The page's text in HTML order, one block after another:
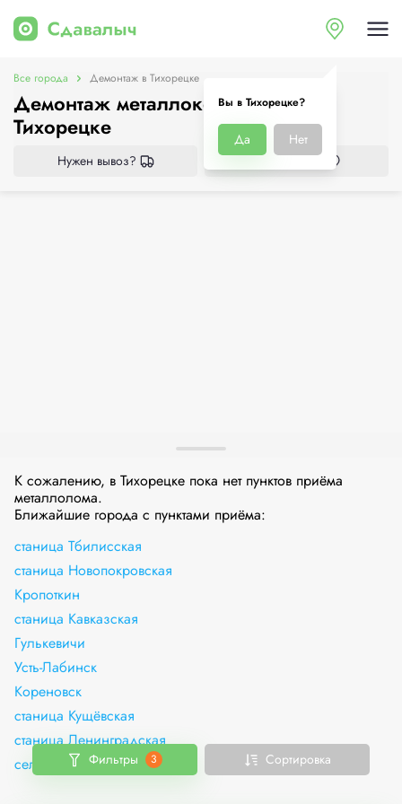
Вы в Тихорецке?
Да Нет
Все города Демонтаж в Тихорецке
Демонтаж металлоконструкций в
Тихорецке
Нужен вывоз? Все приёмки
К сожалению, в Тихорецке пока нет пунктов приёма
металлолома.
Ближайшие города с пунктами приёма:
станица Тбилисская
станица Новопокровская
Кропоткин
станица Кавказская
Гулькевичи
Усть-Лабинск
Кореновск
станица Кущёвская
станица Ленинградская
село Красногвардейское
Фильтры 3 Сортировка